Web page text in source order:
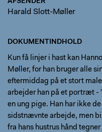
AFSENDER
Harald Slott-Møller
DOKUMENTINDHOLD
Kun få linjer i hast kan
Møller, for han bruger alle
eftermiddag på et stort
arbejder han på et portræt -
en ung pige. Han har ikke
sidstnævnte arbejde, men
fra hans hustrus hånd